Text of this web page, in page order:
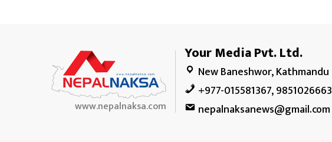
www.nepalnaksa.com
Your Media Pvt. Ltd.
New Baneshwor, Kathmandu
+977-015581367, 9851026663
nepalnaksanews@gmail.com